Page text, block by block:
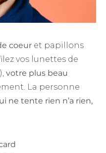
coeur et papillons
vos lunettes de
votre plus beau
La personne
ne tente rien n’a rien,